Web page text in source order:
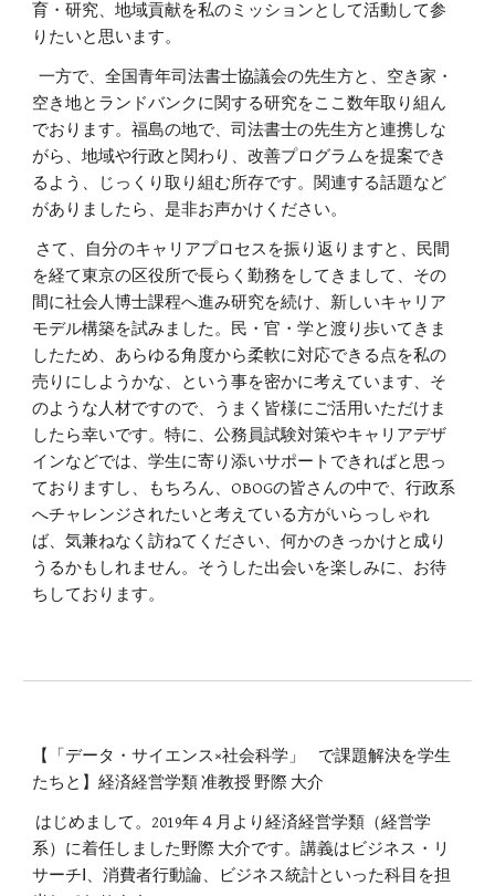
育・研究、地域貢献を私のミッションとして活動して参
りたいと思います。
一方で、全国青年司法書士協議会の先生方と、空き家・
空き地とランドバンクに関する研究をここ数年取り組ん
でおります。福島の地で、司法書士の先生方と連携しな
がら、地域や行政と関わり、改善プログラムを提案でき
るよう、じっくり取り組む所存です。関連する話題など
がありましたら、是非お声かけください。
さて、自分のキャリアプロセスを振り返りますと、民間
を経て東京の区役所で長らく勤務をしてきまして、その
間に社会人博士課程へ進み研究を続け、新しいキャリア
モデル構築を試みました。民・官・学と渡り歩いてきま
したため、あらゆる角度から柔軟に対応できる点を私の
売りにしようかな、という事を密かに考えています、そ
のような人材ですので、うまく皆様にご活用いただけま
したら幸いです。特に、公務員試験対策やキャリアデザ
インなどでは、学生に寄り添いサポートできればと思っ
ておりますし、もちろん、OBOGの皆さんの中で、行政系
へチャレンジされたいと考えている方がいらっしゃれ
ば、気兼ねなく訪ねてください、何かのきっかけと成り
うるかもしれません。そうした出会いを楽しみに、お待
ちしております。
【「データ・サイエンス×社会科学」 で課題解決を学生
たちと】経済経営学類 准教授 野際 大介
はじめまして。2019年４月より経済経営学類（経営学
系）に着任しました野際 大介です。講義はビジネス・リ
サーチⅠ、消費者行動論、ビジネス統計といった科目を担